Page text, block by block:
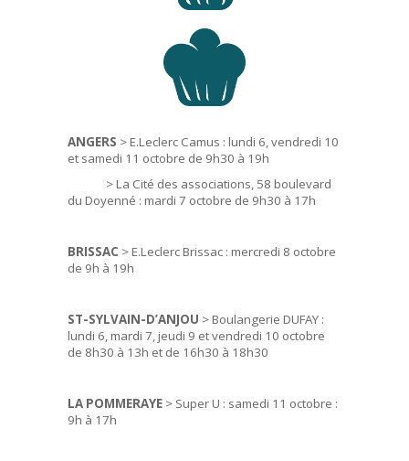
ANGERS > E.Leclerc Camus : lundi 6, vendredi 10
et samedi 11 octobre de 9h30 à 19h
> La Cité des associations, 58 boulevard
du Doyenné : mardi 7 octobre de 9h30 à 17h
BRISSAC > E.Leclerc Brissac : mercredi 8 octobre
de 9h à 19h
ST-SYLVAIN-D’ANJOU > Boulangerie DUFAY :
lundi 6, mardi 7, jeudi 9 et vendredi 10 octobre
de 8h30 à 13h et de 16h30 à 18h30
LA POMMERAYE > Super U : samedi 11 octobre :
9h à 17h